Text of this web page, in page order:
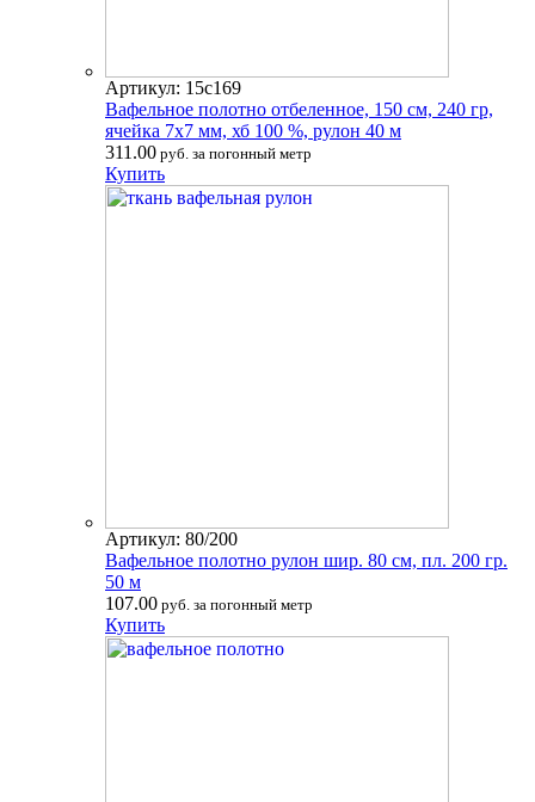
Артикул: 15с169
Вафельное полотно отбеленное, 150 см, 240 гр,
ячейка 7х7 мм, хб 100 %, рулон 40 м
311.00 руб. за погонный метр
Купить
Артикул: 80/200
Вафельное полотно рулон шир. 80 см, пл. 200 гр.
50 м
107.00 руб. за погонный метр
Купить